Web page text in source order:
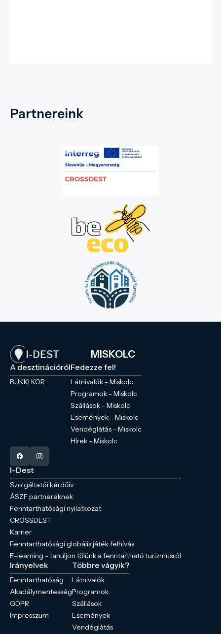
Partnereink
MISKOLC
A desztinációról
BÜKKI KÖR
Fedezze fel!
Látnivalók - Miskolc
Programok - Miskolc
Szállások - Miskolc
Események - Miskolc
Vendéglátás - Miskolc
Hírek - Miskolc
I-Dest
Szolgáltatói kérdőív
ÁSZF partnereknek
Fenntarthatósági nyilatkozat
CROSSDEST
Karrier
Fenntarthatósági globális játék felhívás
E-learning - tanuljon tőlünk a fenntartható turizmusról
Irányelvek
Fenntarthatóság
Akadálymentesség
GDPR
Impresszum
Többre vágyik?
Látnivalók
Programok
Szállások
Események
Vendéglátás